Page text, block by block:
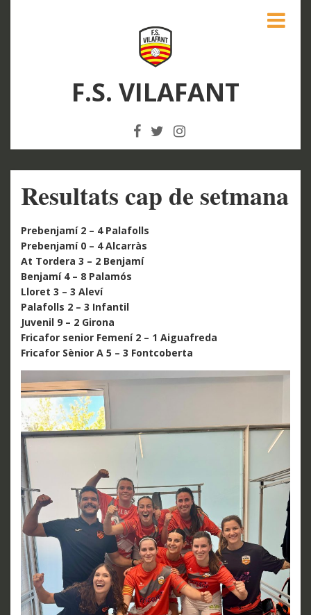
F.S. VILAFANT
Resultats cap de setmana
Prebenjamí 2 – 4 Palafolls
Prebenjamí 0 – 4 Alcarràs
At Tordera 3 – 2 Benjamí
Benjamí 4 – 8 Palamós
Lloret 3 – 3 Aleví
Palafolls 2 – 3 Infantil
Juvenil 9 – 2 Girona
Fricafor senior Femení 2 – 1 Aiguafreda
Fricafor Sènior A 5 – 3 Fontcoberta